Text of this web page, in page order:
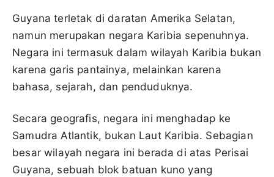
Guyana terletak di daratan Amerika Selatan,
namun merupakan negara Karibia sepenuhnya.
Negara ini termasuk dalam wilayah Karibia bukan
karena garis pantainya, melainkan karena
bahasa, sejarah, dan penduduknya.
Secara geografis, negara ini menghadap ke
Samudra Atlantik, bukan Laut Karibia. Sebagian
besar wilayah negara ini berada di atas Perisai
Guyana, sebuah blok batuan kuno yang